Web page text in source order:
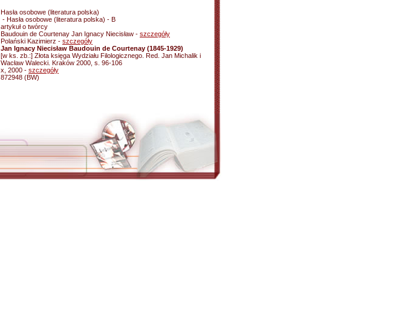
Hasła osobowe (literatura polska)
- Hasła osobowe (literatura polska) - B
artykuł o twórcy
Baudouin de Courtenay Jan Ignacy Niecisław - szczegóły
Polański Kazimierz - szczegóły
Jan Ignacy Niecisław Baudouin de Courtenay (1845-1929)
[w ks. zb.:] Złota księga Wydziału Filologicznego. Red. Jan Michalik i
Wacław Walecki. Kraków 2000, s. 96-106
x, 2000 - szczegóły
872948 (BW)